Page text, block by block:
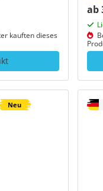
kauften dieses
ab
Neu